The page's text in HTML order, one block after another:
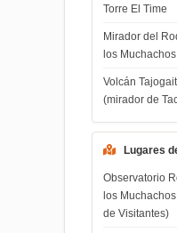
Torre El Time
Mirador del
los Muchachos
Volcán
(mirador de
Lugares
Observatorio
los
de Visitantes)